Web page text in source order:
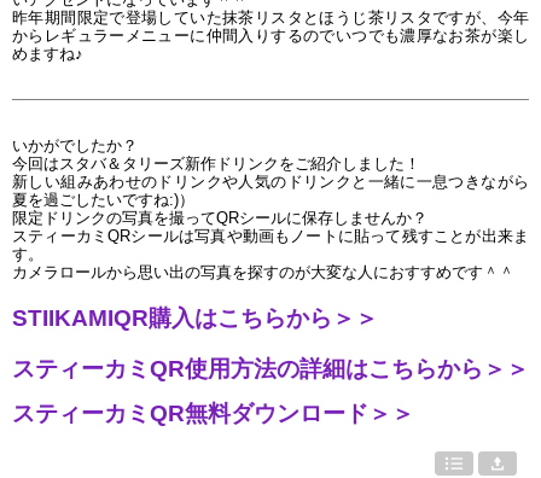
昨年期間限定で登場していた抹茶リスタとほうじ茶リスタですが、今年
からレギュラーメニューに仲間入りするのでいつでも濃厚なお茶が楽し
めますね♪
いかがでしたか？
今回はスタバ＆タリーズ新作ドリンクをご紹介しました！
新しい組みあわせのドリンクや人気のドリンクと一緒に一息つきながら
夏を過ごしたいですね:)）
限定ドリンクの写真を撮ってQRシールに保存しませんか？
スティーカミQRシールは写真や動画もノートに貼って残すことが出来ま
す。
カメラロールから思い出の写真を探すのが大変な人におすすめです＾＾
STIIKAMIQR購入はこちらから＞＞
スティーカミQR使用方法の詳細はこちらから＞＞
スティーカミQR無料ダウンロード＞＞